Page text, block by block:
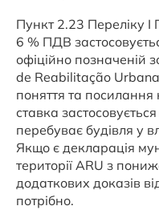
Пункт 2.23 Переліку I
6 % ПДВ
офіційно позначеній
de Reabilitação
поняття та посилання
ставка
перебуває будівля у
Якщо є декларація
території ARU з
додаткових доказів
потрібно.